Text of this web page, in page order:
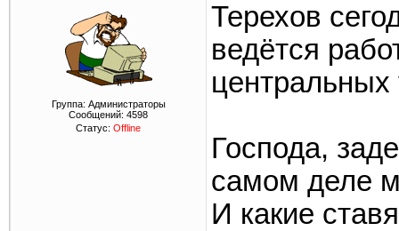
Группа: Администраторы
Сообщений: 4598
Статус: Offline
Терехов
ведётся
центральных
Господа,
самом деле
И какие